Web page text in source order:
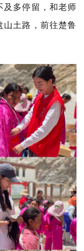
多停留，和老师
土路，前往楚鲁